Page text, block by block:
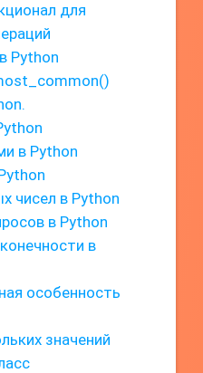
для
Python
в Python
чисел в Python
в Python
в
особенность
значений